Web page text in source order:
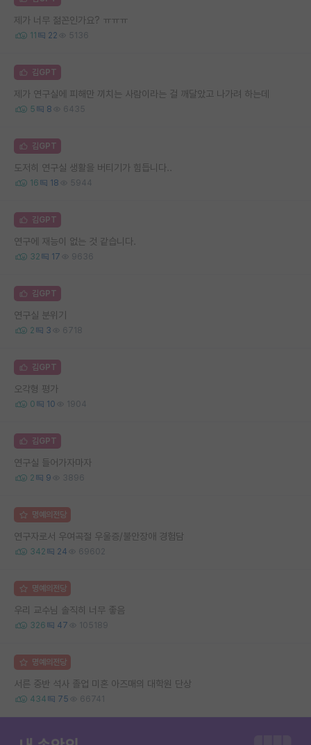
제가 너무 젊꼰인가요? ㅠㅠㅠ
11 22 5136
김GPT
제가 연구실에 피해만 끼치는 사람이라는 걸 깨달았고 나가려 하는데
5 8 6435
김GPT
도저히 연구실 생활을 버티기가 힘듭니다..
16 18 5944
김GPT
연구에 재능이 없는 것 같습니다.
32 17 9636
김GPT
연구실 분위기
2 3 6718
김GPT
오각형 평가
0 10 1904
김GPT
연구실 들어가자마자
2 9 3896
명예의전당
연구자로서 우여곡절 우울증/불안장애 경험담
342 24 69602
명예의전당
우리 교수님 솔직히 너무 좋음
326 47 105189
명예의전당
서른 중반 석사 졸업 미혼 아즈매의 대학원 단상
434 75 66741